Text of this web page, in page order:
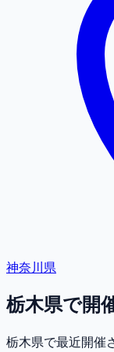
神奈川県
栃木県で開
栃木県で最近開催